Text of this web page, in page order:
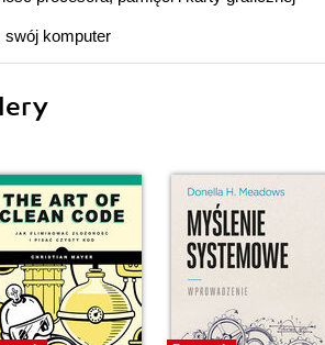
komputer